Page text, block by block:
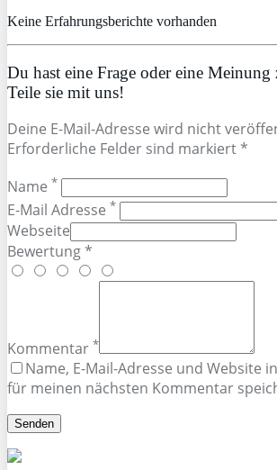
Keine Erfahrungsberichte vorhanden
Du hast eine Frage oder eine
Teile sie mit uns!
Deine E-Mail-Adresse wird nicht
Erforderliche Felder sind markiert *
Name *
E-Mail Adresse *
Webseite
Bewertung *
Kommentar *
Name, E-Mail-Adresse und Website
für meinen nächsten Kommentar